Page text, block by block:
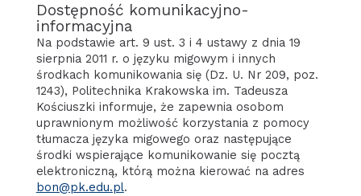
Dostępność komunikacyjno-
informacyjna
Na podstawie art. 9 ust. 3 i 4 ustawy z dnia 19
sierpnia 2011 r. o języku migowym i innych
środkach komunikowania się (Dz. U. Nr 209, poz.
1243), Politechnika Krakowska im. Tadeusza
Kościuszki informuje, że zapewnia osobom
uprawnionym możliwość korzystania z pomocy
tłumacza języka migowego oraz następujące
środki wspierające komunikowanie się pocztą
elektroniczną, którą można kierować na adres
bon@pk.edu.pl.